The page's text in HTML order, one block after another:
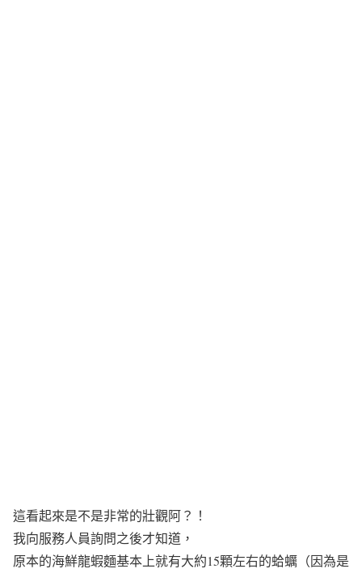
這看起來是不是非常的壯觀阿？！
我向服務人員詢問之後才知道，
原本的海鮮龍蝦麵基本上就有大約15顆左右的蛤蠣（因為是